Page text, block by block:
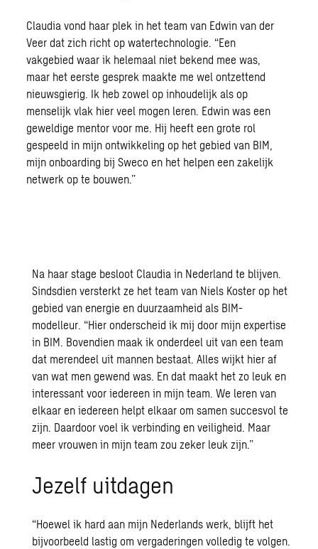
Claudia vond haar plek in het team van Edwin van der
Veer dat zich richt op watertechnologie. “Een
vakgebied waar ik helemaal niet bekend mee was,
maar het eerste gesprek maakte me wel ontzettend
nieuwsgierig. Ik heb zowel op inhoudelijk als op
menselijk vlak hier veel mogen leren. Edwin was een
geweldige mentor voor me. Hij heeft een grote rol
gespeeld in mijn ontwikkeling op het gebied van BIM,
mijn onboarding bij Sweco en het helpen een zakelijk
netwerk op te bouwen.”
Na haar stage besloot Claudia in Nederland te blijven.
Sindsdien versterkt ze het team van Niels Koster op het
gebied van energie en duurzaamheid als BIM-
modelleur. “Hier onderscheid ik mij door mijn expertise
in BIM. Bovendien maak ik onderdeel uit van een team
dat merendeel uit mannen bestaat. Alles wijkt hier af
van wat men gewend was. En dat maakt het zo leuk en
interessant voor iedereen in mijn team. We leren van
elkaar en iedereen helpt elkaar om samen succesvol te
zijn. Daardoor voel ik verbinding en veiligheid. Maar
meer vrouwen in mijn team zou zeker leuk zijn.”
Jezelf uitdagen
“Hoewel ik hard aan mijn Nederlands werk, blijft het
bijvoorbeeld lastig om vergaderingen volledig te volgen.